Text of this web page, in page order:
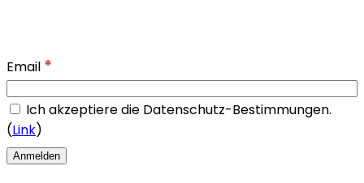
Email *
Ich akzeptiere die Datenschutz-Bestimmungen.
(Link)